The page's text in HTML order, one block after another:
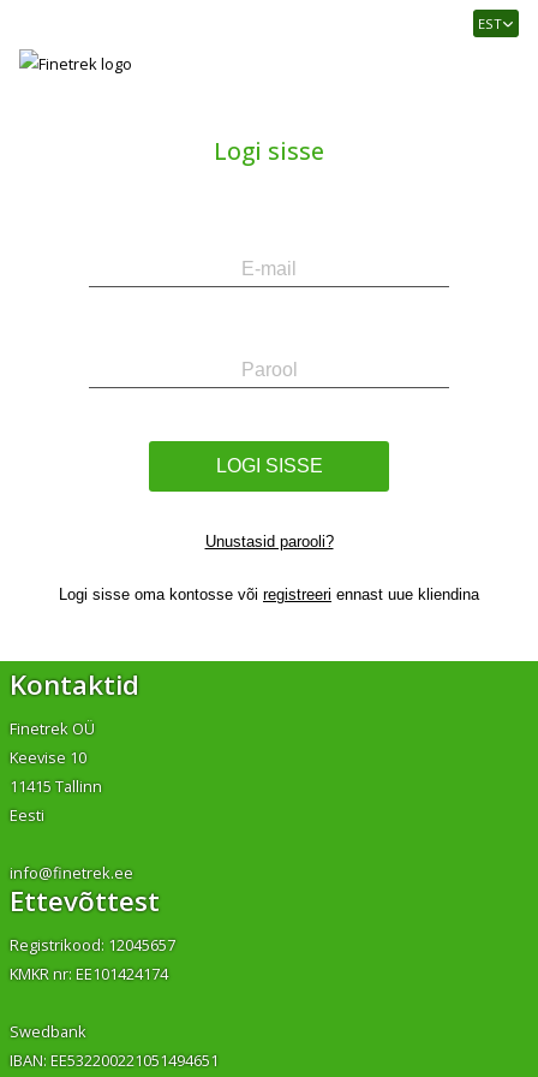
Usaldusväärne
tööstusautomaatika
EST
Logi sisse
LOGI SISSE
Unustasid parooli?
Logi sisse oma kontosse või registreeri ennast uue kliendina
Kontaktid
Finetrek OÜ
Keevise 10
11415 Tallinn
Eesti
info@finetrek.ee
Ettevõttest
Registrikood: 12045657
KMKR nr: EE101424174
Swedbank
IBAN: EE532200221051494651